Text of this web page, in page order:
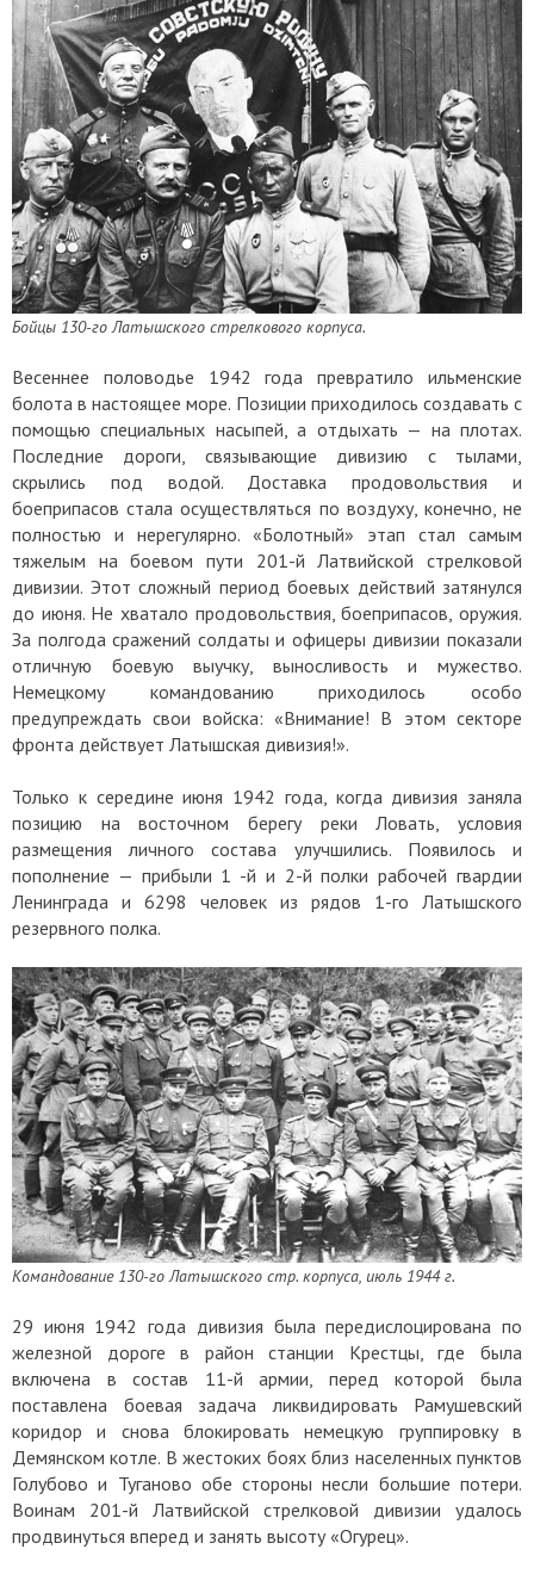
Бойцы 130-го Латышского стрелкового корпуса.
Весеннее половодье 1942 года превратило ильменские
болота в настоящее море. Позиции приходилось создавать с
помощью специальных насыпей, а отдыхать — на плотах.
Последние дороги, связывающие дивизию с тылами,
скрылись под водой. Доставка продовольствия и
боеприпасов стала осуществляться по воздуху, конечно, не
полностью и нерегулярно. «Болотный» этап стал самым
тяжелым на боевом пути 201-й Латвийской стрелковой
дивизии. Этот сложный период боевых действий затянулся
до июня. Не хватало продовольствия, боеприпасов, оружия.
За полгода сражений солдаты и офицеры дивизии показали
отличную боевую выучку, выносливость и мужество.
Немецкому командованию приходилось особо
предупреждать свои войска: «Внимание! В этом секторе
фронта действует Латышская дивизия!».
Только к середине июня 1942 года, когда дивизия заняла
позицию на восточном берегу реки Ловать, условия
размещения личного состава улучшились. Появилось и
пополнение — прибыли 1 -й и 2-й полки рабочей гвардии
Ленинграда и 6298 человек из рядов 1-го Латышского
резервного полка.
Командование 130-го Латышского стр. корпуса, июль 1944 г.
29 июня 1942 года дивизия была передислоцирована по
железной дороге в район станции Крестцы, где была
включена в состав 11-й армии, перед которой была
поставлена боевая задача ликвидировать Рамушевский
коридор и снова блокировать немецкую группировку в
Демянском котле. В жестоких боях близ населенных пунктов
Голубово и Туганово обе стороны несли большие потери.
Воинам 201-й Латвийской стрелковой дивизии удалось
продвинуться вперед и занять высоту «Огурец».